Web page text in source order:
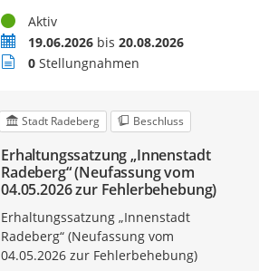
StatusAktiv
Zeitraum19.06.2026bis 20.08.2026
Stellungnahmen
0Stellungnahmen
Stadt Radeberg Beschluss
Erhaltungssatzung „Innenstadt
Radeberg“ (Neufassung vom
04.05.2026 zur Fehlerbehebung)
Erhaltungssatzung „Innenstadt
Radeberg“ (Neufassung vom
04.05.2026 zur Fehlerbehebung)